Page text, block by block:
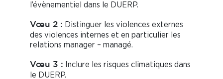
l’évènementiel dans le DUERP.
Vœu 2 : Distinguer les violences externes
des violences internes et en particulier les
relations manager – managé.
Vœu 3 :
Inclure les risques climatiques dans
le DUERP.